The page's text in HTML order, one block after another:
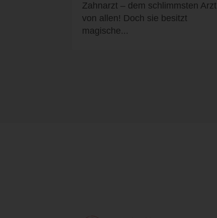
Zahnarzt – dem schlimmsten Arzt
von allen! Doch sie besitzt
magische...